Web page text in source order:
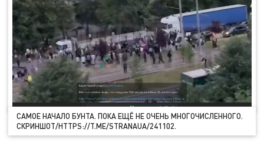
САМОЕ НАЧАЛО БУНТА. ПОКА ЕЩЁ НЕ ОЧЕНЬ МНОГОЧИСЛЕННОГО.
СКРИНШОТ/HTTPS://T.ME/STRANAUA/241102.